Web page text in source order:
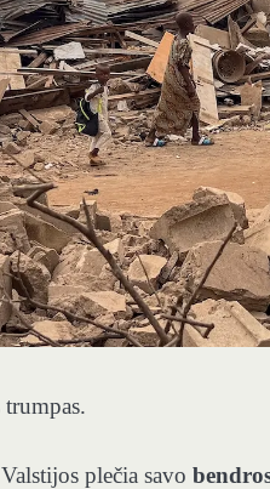
plečia savo